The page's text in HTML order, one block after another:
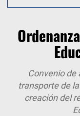
Convenio de
transporte de
creación del